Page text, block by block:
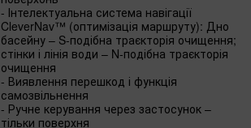
- Інтелектуальна система навігації
CleverNav™ (оптимізація маршруту): Дно
басейну – S-подібна траєкторія очищення;
стінки і лінія води – N-подібна траєкторія
очищення
- Виявлення перешкод і функція
самозвільнення
- Ручне керування через застосунок –
тільки поверхня